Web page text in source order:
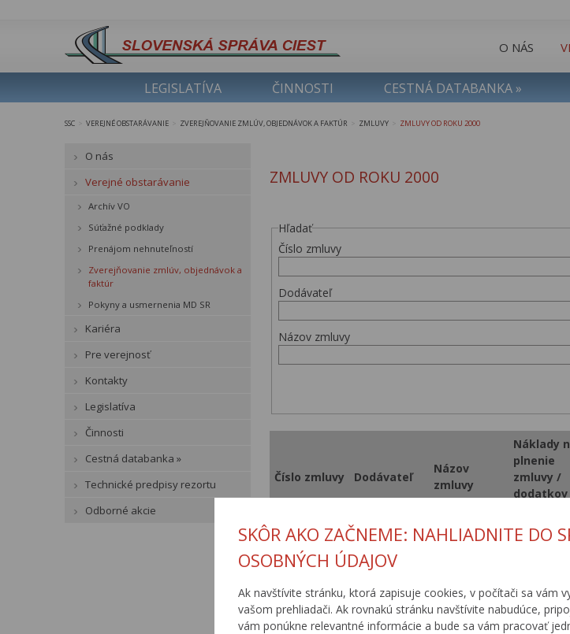
SKÔR AKO ZAČNEME: NAHLIADNITE DO
OSOBNÝCH ÚDAJOV
Ak navštívite stránku, ktorá zapisuje cookies, v počítači sa vám
vašom prehliadači. Ak rovnakú stránku navštívite nabudúce,
vám ponúkne relevantné informácie a bude sa vám pracovať
O NÁS
LEGISLATÍVA ČINNOSTI CESTNÁ DATABANKA »
SSC VEREJNÉ OBSTARÁVANIE ZVEREJŇOVANIE ZMLÚV, OBJEDNÁVOK A FAKTÚR ZMLUVY ZMLUVY OD ROKU 2000
ZMLUVY OD ROKU 2000
Hľadať
Číslo zmluvy
Dodávateľ
Názov zmluvy
Číslo zmluvy Dodávateľ
Názov
zmluvy
Náklady
plnenie
zmluvy /
dodatkov
200/04/03
Inžinierske
stavby a.s.
II/558 - 007
1 2
O nás
Verejné obstarávanie
Archív VO
Súťažné podklady
Prenájom nehnuteľností
Zverejňovanie zmlúv, objednávok a
faktúr
Pokyny a usmernenia MD SR
Kariéra
Pre verejnosť
Kontakty
Legislatíva
Činnosti
Cestná databanka »
Technické predpisy rezortu
Odborné akcie